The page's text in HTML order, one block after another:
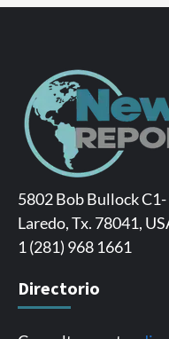
5802 Bob Bullock
Laredo, Tx. 78041,
1 (281) 968 1661
Directorio